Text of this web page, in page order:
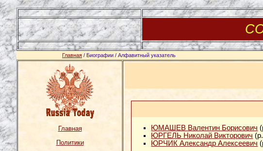
Главная / Биографии / Алфавитный указатель
Главная
Политики
ЮМАШЕВ Валентин Борисович
ЮРГЕЛЬ Николай Викторович
ЮРЧИК Александр Алексеевич